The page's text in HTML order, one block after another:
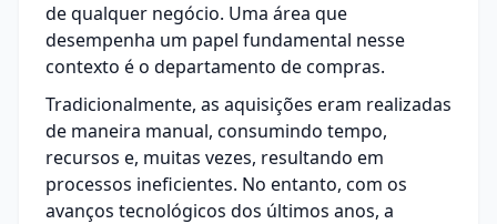
de qualquer negócio. Uma área que
desempenha um papel fundamental nesse
contexto é o departamento de compras.
Tradicionalmente, as aquisições eram realizadas
de maneira manual, consumindo tempo,
recursos e, muitas vezes, resultando em
processos ineficientes. No entanto, com os
avanços tecnológicos dos últimos anos, a